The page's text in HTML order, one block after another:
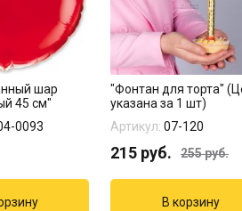
шар
45 см"
0093
"Фонтан для торта"
указана за 1 шт)
Артикул: 07-120
215 руб. 255руб.